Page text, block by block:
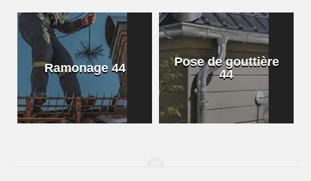
Ramonage 44
Pose de gouttière
44